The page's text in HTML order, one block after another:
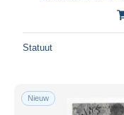
Statuut
Nieuw